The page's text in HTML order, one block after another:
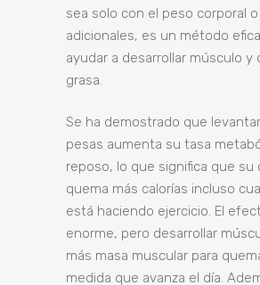
sea solo con el peso corporal
adicionales, es un método
ayudar a desarrollar músculo y
grasa.
Se ha demostrado que levantar
pesas aumenta su tasa
reposo, lo que significa que su
quema más calorías incluso
está haciendo ejercicio. El
enorme, pero desarrollar
más masa muscular para
medida que avanza el día.